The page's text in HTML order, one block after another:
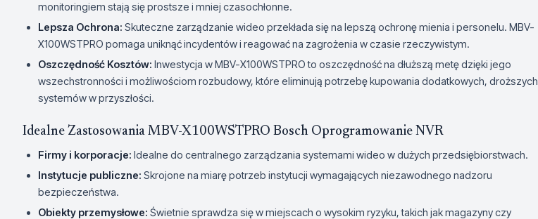
monitoringiem stają się prostsze i mniej czasochłonne.
Lepsza Ochrona: Skuteczne zarządzanie wideo przekłada się na lepszą ochronę mienia i personelu. MBV-
X100WSTPRO pomaga uniknąć incydentów i reagować na zagrożenia w czasie rzeczywistym.
Oszczędność Kosztów: Inwestycja w MBV-X100WSTPRO to oszczędność na dłuższą metę dzięki jego
wszechstronności i możliwościom rozbudowy, które eliminują potrzebę kupowania dodatkowych, droższych
systemów w przyszłości.
Idealne Zastosowania MBV-X100WSTPRO Bosch Oprogramowanie NVR
Firmy i korporacje: Idealne do centralnego zarządzania systemami wideo w dużych przedsiębiorstwach.
Instytucje publiczne: Skrojone na miarę potrzeb instytucji wymagających niezawodnego nadzoru
bezpieczeństwa.
Obiekty przemysłowe: Świetnie sprawdza się w miejscach o wysokim ryzyku, takich jak magazyny czy